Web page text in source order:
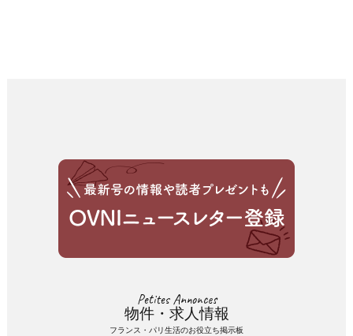
Petites Annonces
物件・求人情報
フランス・パリ生活のお役立ち掲示板